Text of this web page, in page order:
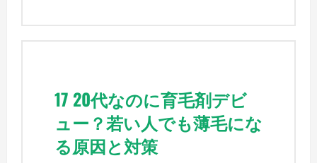
17 20代なのに育毛剤デビ
ュー？若い人でも薄毛にな
る原因と対策